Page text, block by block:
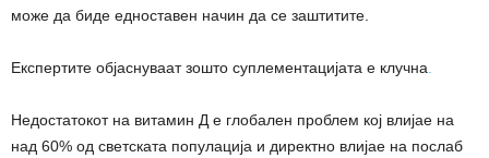
може да биде едноставен начин да се заштитите.
Експертите објаснуваат зошто суплементацијата е клучна.
Недостатокот на витамин Д е глобален проблем кој влијае на
над 60% од светската популација и директно влијае на послаб